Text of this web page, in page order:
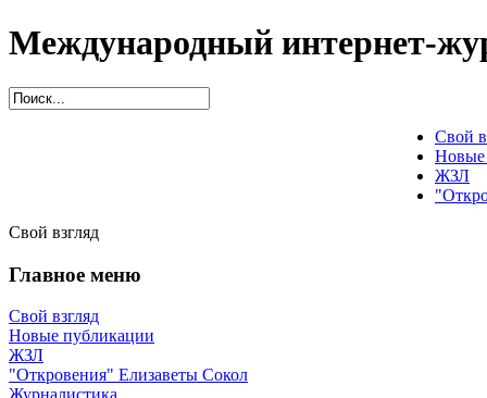
Международный интернет-
Свой
Новые
ЖЗЛ
Свой взгляд
Главное меню
Свой взгляд
Новые публикации
ЖЗЛ
"Откровения" Елизаветы Сокол